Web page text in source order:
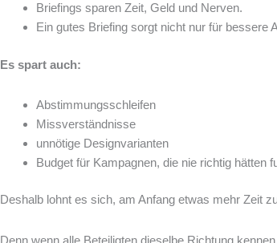
Briefings sparen Zeit, Geld und Nerven.
Ein gutes Briefing sorgt nicht nur für bessere
Es spart auch:
Abstimmungsschleifen
Missverständnisse
unnötige Designvarianten
Budget für Kampagnen, die nie richtig hätten
Deshalb lohnt es sich, am Anfang etwas mehr Zeit
Denn wenn alle Beteiligten dieselbe Richtung